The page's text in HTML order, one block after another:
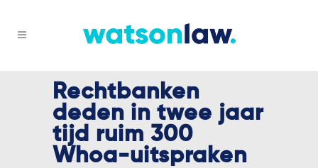
Rechtbanken
deden in twee jaar
tijd ruim 300
Whoa-uitspraken